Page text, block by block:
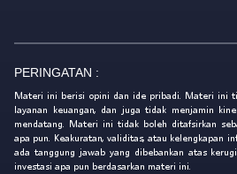
PERINGATAN :
Materi ini berisi opini dan ide pribadi. Materi ini
layanan keuangan, dan juga tidak menjamin
mendatang. Materi ini tidak boleh ditafsirkan
apa pun. Keakuratan, validitas, atau kelengkapan
ada tanggung jawab yang dibebankan atas
investasi apa pun berdasarkan materi ini.